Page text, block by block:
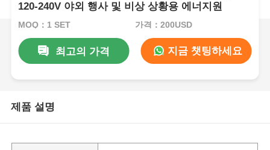
120-240V 야외 행사 및 비상 상황용 에너지원
MOQ：1 SET 가격：200USD
최고의 가격 지금 챗팅하세요
제품 설명